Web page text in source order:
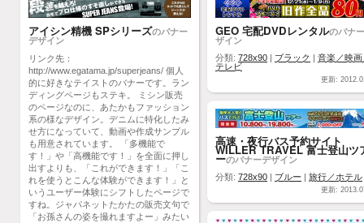
アイシン精機 SPシリーズのバナー
デザイン
リンク先：
http://www.egatama.jp/superjeans/ 個人
的に好きなテイストのバナーです。ラン
ディングページもステキ。 ミシン販売
のページなのに、あたかもファッション
系の様なデザイン。デニムに特化したみ
せ方になっていて、動画や作成サンプル
も用意されています。 「多機能で
す！」や「高機能です！」を全面に押し
出すよりも、「これができます！」「こ
れを使うとこんな体験ができます！」と
いうユーザー体験にシフトしたページで
すね。ジャパネットたかたの販売文句で
「お孫さんの姿を撮れますよー」みたい
GEO 宅配DVDレンタルのバナ
ザイン
分類: 728x90 ブラック
音楽／映画
テレビ
更新:
高速・夜行バス予約サイト
WILLER TRAVEL 富士登山ツ
ーのバナーデザイン
分類: 728x90 ブルー 旅行／ホテル
更新: